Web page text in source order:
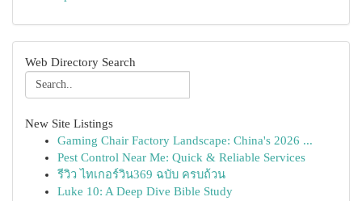
Web Directory Search
New Site Listings
Gaming Chair Factory Landscape: China's 2026 ...
Pest Control Near Me: Quick & Reliable Services
รีวิว ไทเกอร์วิน369 ฉบับ ครบถ้วน
Luke 10: A Deep Dive Bible Study